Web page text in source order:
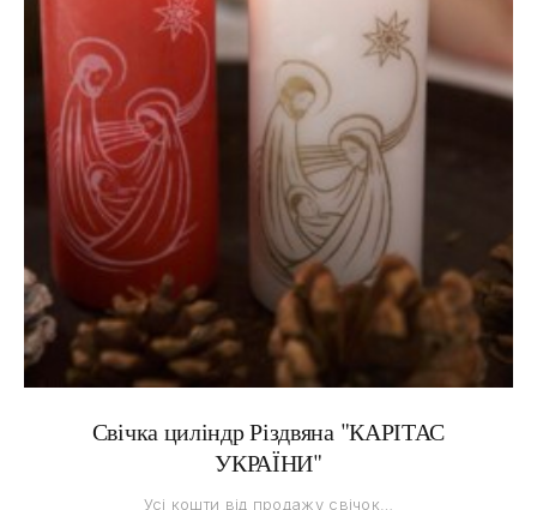
Свічка циліндр Різдвяна "КАРІТАС
УКРАЇНИ"
Усі кошти від продажу свічок…